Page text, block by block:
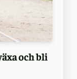
och bli